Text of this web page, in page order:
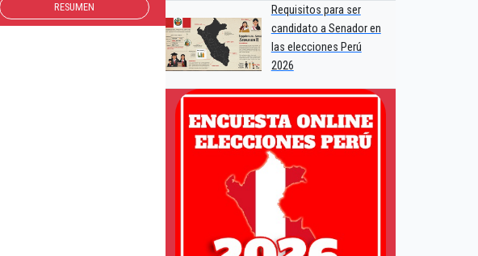
RESUMEN
Requisitos para ser
candidato a Senador en
las elecciones Perú
2026